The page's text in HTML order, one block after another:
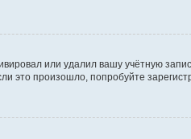
или удалил вашу учётную
произошло, попробуйте